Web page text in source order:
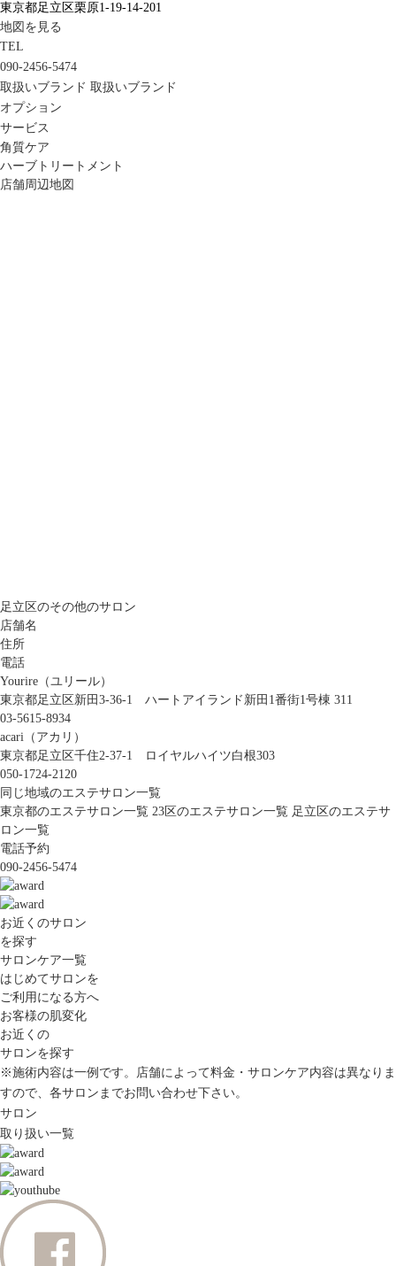
東京都足立区栗原1-19-14-201
地図を見る
TEL
090-2456-5474
取扱いブランド 取扱いブランド
オプション
サービス
角質ケア
ハーブトリートメント
店舗周辺地図
足立区のその他のサロン
店舗名
住所
電話
Yourire（ユリール）
東京都足立区新田3-36-1 ハートアイランド新田1番街1号棟 311
03-5615-8934
acari（アカリ）
東京都足立区千住2-37-1 ロイヤルハイツ白根303
050-1724-2120
同じ地域のエステサロン一覧
東京都のエステサロン一覧 23区のエステサロン一覧 足立区のエステサ
ロン一覧
電話予約
090-2456-5474
お近くのサロン
を探す
サロンケア一覧
はじめてサロンを
ご利用になる方へ
お客様の肌変化
お近くの
サロンを探す
※施術内容は一例です。店舗によって料金・サロンケア内容は異なりま
すので、各サロンまでお問い合わせ下さい。
サロン
取り扱い一覧